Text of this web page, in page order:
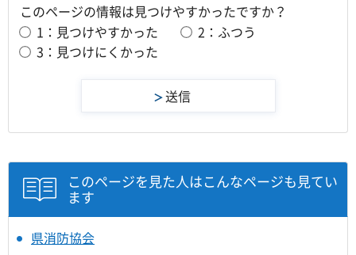
このページの情報は見つけやすかったですか？
1：見つけやすかった
2：ふつう
3：見つけにくかった
このページを見た人はこんなページも見てい
ます
県消防協会